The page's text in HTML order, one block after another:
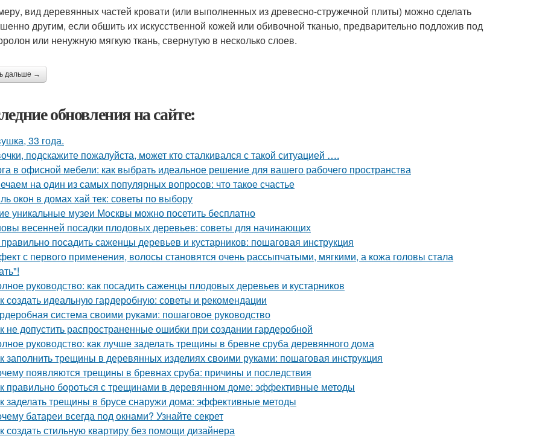
вид деревянных частей кровати (или выполненных из древесно-стружечной плиты) можно сделать
другим, если обшить их искусственной кожей или обивочной тканью, предварительно подложив под
или ненужную мягкую ткань, свернутую в несколько слоев.
дальше →
обновления на сайте:
33 года.
подскажите пожалуйста, может кто сталкивался с такой ситуацией ….
в офисной мебели: как выбрать идеальное решение для вашего рабочего пространства
на один из самых популярных вопросов: что такое счастье
окон в домах хай тек: советы по выбору
уникальные музеи Москвы можно посетить бесплатно
весенней посадки плодовых деревьев: советы для начинающих
посадить саженцы деревьев и кустарников: пошаговая инструкция
с первого применения, волосы становятся очень рассыпчатыми, мягкими, а кожа головы стала
руководство: как посадить саженцы плодовых деревьев и кустарников
создать идеальную гардеробную: советы и рекомендации
система своими руками: пошаговое руководство
не допустить распространенные ошибки при создании гардеробной
руководство: как лучше заделать трещины в бревне сруба деревянного дома
заполнить трещины в деревянных изделиях своими руками: пошаговая инструкция
появляются трещины в бревнах сруба: причины и последствия
правильно бороться с трещинами в деревянном доме: эффективные методы
заделать трещины в брусе снаружи дома: эффективные методы
батареи всегда под окнами? Узнайте секрет
создать стильную квартиру без помощи дизайнера